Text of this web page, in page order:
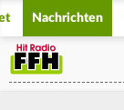
Nachrichten